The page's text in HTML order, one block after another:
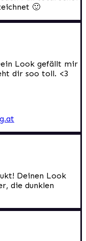
🙂
Look gefällt mir
dir soo toll. <3
Deinen Look
die dunklen